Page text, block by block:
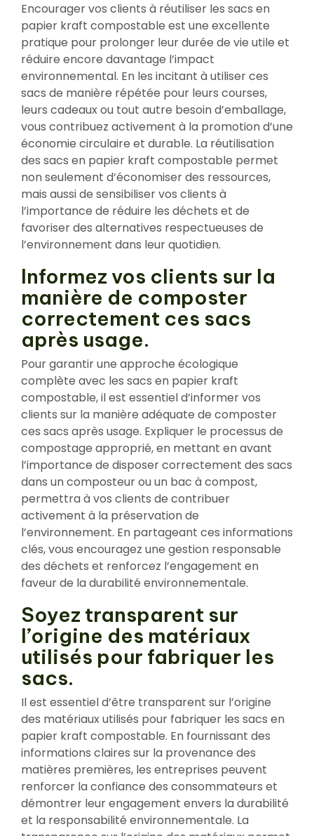
Encourager vos clients à réutiliser les sacs en
papier kraft compostable est une excellente
pratique pour prolonger leur durée de vie utile et
réduire encore davantage l’impact
environnemental. En les incitant à utiliser ces
sacs de manière répétée pour leurs courses,
leurs cadeaux ou tout autre besoin d’emballage,
vous contribuez activement à la promotion d’une
économie circulaire et durable. La réutilisation
des sacs en papier kraft compostable permet
non seulement d’économiser des ressources,
mais aussi de sensibiliser vos clients à
l’importance de réduire les déchets et de
favoriser des alternatives respectueuses de
l’environnement dans leur quotidien.
Informez vos clients sur la
manière de composter
correctement ces sacs
après usage.
Pour garantir une approche écologique
complète avec les sacs en papier kraft
compostable, il est essentiel d’informer vos
clients sur la manière adéquate de composter
ces sacs après usage. Expliquer le processus de
compostage approprié, en mettant en avant
l’importance de disposer correctement des sacs
dans un composteur ou un bac à compost,
permettra à vos clients de contribuer
activement à la préservation de
l’environnement. En partageant ces informations
clés, vous encouragez une gestion responsable
des déchets et renforcez l’engagement en
faveur de la durabilité environnementale.
Soyez transparent sur
l’origine des matériaux
utilisés pour fabriquer les
sacs.
Il est essentiel d’être transparent sur l’origine
des matériaux utilisés pour fabriquer les sacs en
papier kraft compostable. En fournissant des
informations claires sur la provenance des
matières premières, les entreprises peuvent
renforcer la confiance des consommateurs et
démontrer leur engagement envers la durabilité
et la responsabilité environnementale. La